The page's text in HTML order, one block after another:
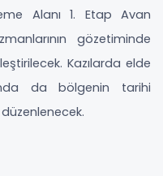
Alanı 1. Etap Avan
gözetiminde
Kazılarda elde
da bölgenin tarihi